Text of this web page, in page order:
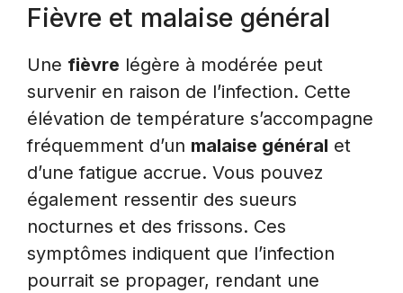
Fièvre et malaise général
Une fièvre légère à modérée peut
survenir en raison de l’infection. Cette
élévation de température s’accompagne
fréquemment d’un malaise général et
d’une fatigue accrue. Vous pouvez
également ressentir des sueurs
nocturnes et des frissons. Ces
symptômes indiquent que l’infection
pourrait se propager, rendant une